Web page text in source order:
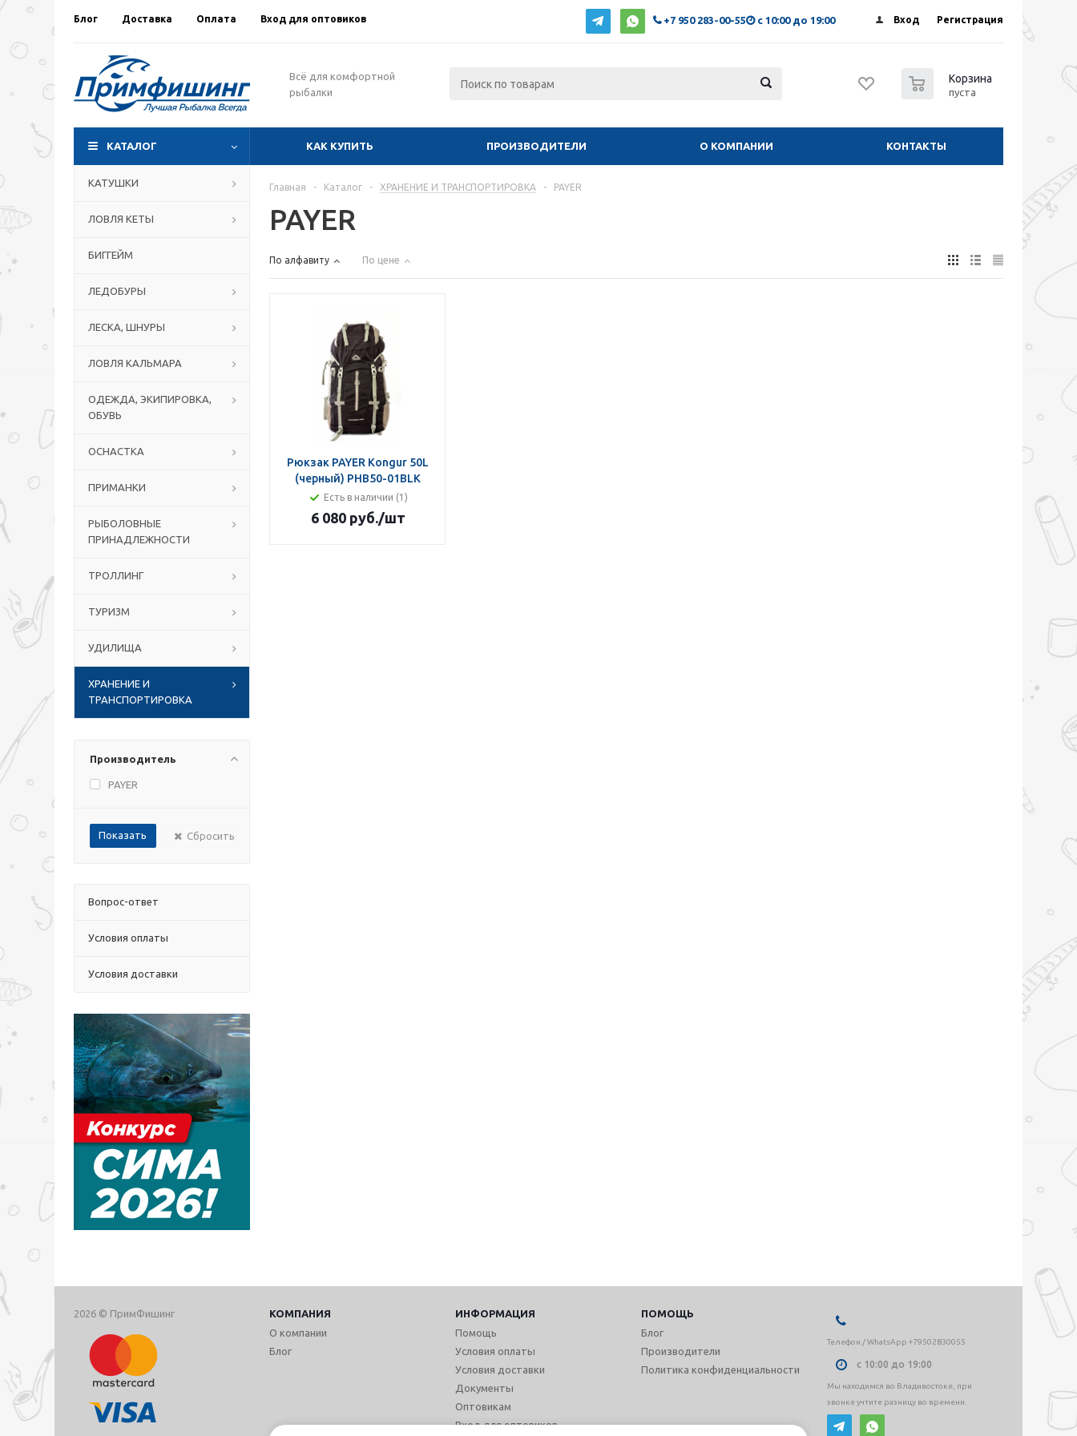
Блог Доставка Оплата Вход для оптовиков Вход Регистрация
+7 950 283-00-55 с 10:00 до 19:00
Всё для комфортной
рыбалки
Корзина
пуста
КАТАЛОГ КАК КУПИТЬ ПРОИЗВОДИТЕЛИ О КОМПАНИИ КОНТАКТЫ
КАТУШКИ
ЛОВЛЯ КЕТЫ
БИГГЕЙМ
ЛЕДОБУРЫ
ЛЕСКА, ШНУРЫ
ЛОВЛЯ КАЛЬМАРА
ОДЕЖДА, ЭКИПИРОВКА,
ОБУВЬ
ОСНАСТКА
ПРИМАНКИ
РЫБОЛОВНЫЕ
ПРИНАДЛЕЖНОСТИ
ТРОЛЛИНГ
ТУРИЗМ
УДИЛИЩА
ХРАНЕНИЕ И
ТРАНСПОРТИРОВКА
Производитель
PAYER
Сбросить
Вопрос-ответ
Условия оплаты
Условия доставки
Главная - Каталог - ХРАНЕНИЕ И ТРАНСПОРТИРОВКА - PAYER
PAYER
По алфавиту По цене
Рюкзак PAYER Kongur 50L
(черный) PHB50-01BLK
Есть в наличии (1)
6 080 руб./шт
2026 © ПримФишинг КОМПАНИЯ ИНФОРМАЦИЯ
ПОМОЩЬ
О компании
Блог
Помощь
Условия оплаты
Условия доставки
Документы
Оптовикам
Вход для оптовиков
Блог
Производители
Политика конфиденциальности
Телефон / WhatsApp +79502830055
с 10:00 до 19:00
Мы находимся во Владивостоке, при
звонке учтите разницу во времени.